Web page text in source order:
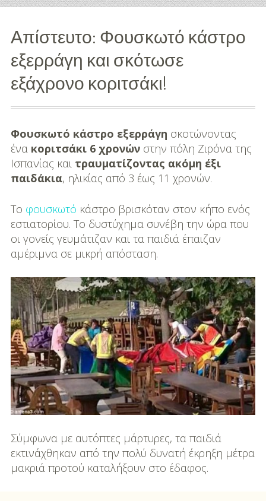
Εκπαίδευση
Βάπτιση
Διάσημες
Βαπτίσεις
Σπίτι
Παιδικό Δωμάτιο
Deco
Διατροφή-Συνταγές
Συνταγές
Συμβουλές
Διατροφής
Υγεία – Ψυχολογία
Απίστευτο: Φουσκωτό κάστρο
εξερράγη και σκότωσε
εξάχρονο κοριτσάκι!
Φουσκωτό κάστρο εξερράγη σκοτώνοντας
ένα κοριτσάκι 6 χρονώνστην πόλη Ζιρόνα της
Ισπανίας και τραυματίζοντας ακόμη έξι
παιδάκια, ηλικίας από 3 έως 11 χρονών.
Το φουσκωτό κάστρο βρισκόταν στον κήπο ενός
εστιατορίου. Το δυστύχημα συνέβη την ώρα που
οι γονείς γευμάτιζαν και τα παιδιά έπαιζαν
αμέριμνα σε μικρή απόσταση.
Σύμφωνα με αυτόπτες μάρτυρες, τα παιδιά
εκτινάχθηκαν από την πολύ δυνατή έκρηξη μέτρα
μακριά προτού καταλήξουν στο έδαφος.